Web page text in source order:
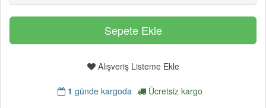
Alışveriş Listeme Ekle
1 günde kargoda Ücretsiz kargo